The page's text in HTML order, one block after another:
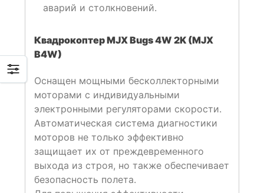
аварий и столкновений.
Квадрокоптер MJX Bugs 4W 2K (MJX
B4W)
Оснащен мощными бесколлекторными
моторами с индивидуальными
электронными регуляторами скорости.
Автоматическая система диагностики
моторов не только эффективно
защищает их от преждевременного
выхода из строя, но также обеспечивает
безопасность полета.